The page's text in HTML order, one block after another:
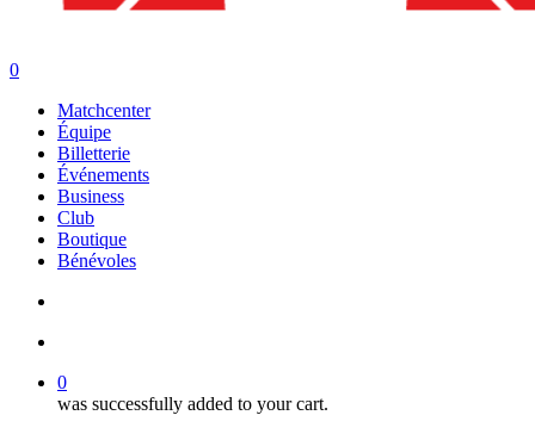
search
account
0
Matchcenter
Équipe
Billetterie
Événements
Business
Club
Boutique
Bénévoles
0
was successfully added to your cart.